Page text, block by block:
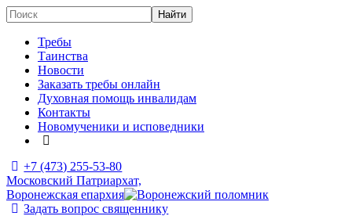
Требы
Таинства
Новости
Заказать требы онлайн
Духовная помощь инвалидам
Контакты
Новомученики и исповедники
+7 (473) 255-53-80
Московский Патриархат,
Воронежская епархия
Задать вопрос священнику